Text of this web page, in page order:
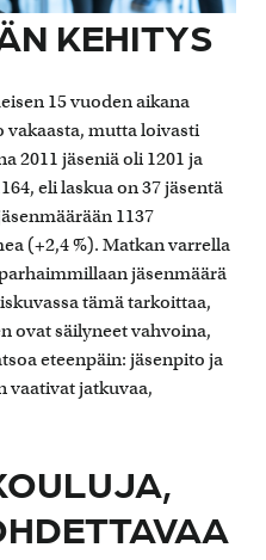
KEHITYS
15 vuoden aikana
mutta loivasti
2011 jäseniä oli 1201 ja
eli laskua on 37 jäsentä
1137
(+2,4 %). Matkan varrella
jäsenmäärä
tämä tarkoittaa,
ovat säilyneet vahvoina,
eteenpäin: jäsenpito ja
vaativat jatkuvaa,